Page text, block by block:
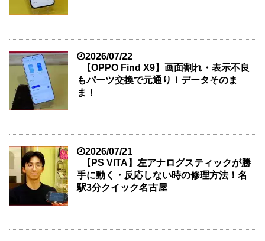
2026/07/22
【OPPO Find X9】画面割れ・表示不良
もパーツ交換で元通り！データそのま
ま！
2026/07/21
【PS VITA】左アナログスティックが勝
手に動く・反応しない時の修理方法！名
駅3分クイック名古屋